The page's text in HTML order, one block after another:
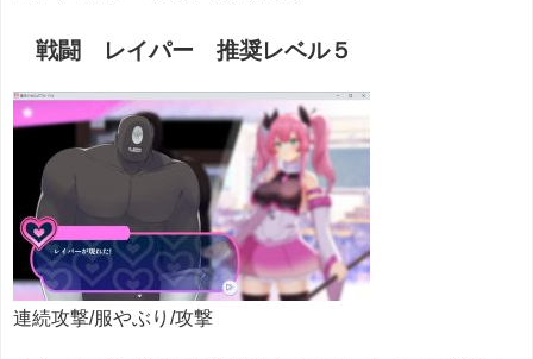
戦闘 レイパー 推奨レベル５
連続攻撃/服やぶり/攻撃